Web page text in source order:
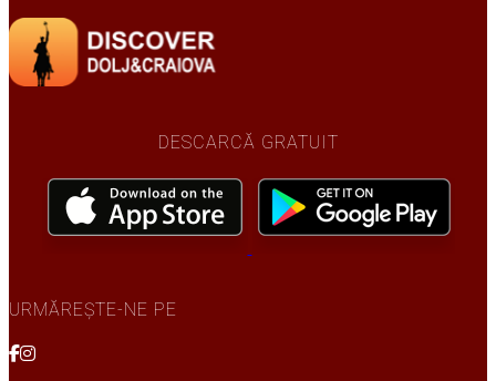
DESCARCĂ GRATUIT
URMĂREȘTE-NE PE